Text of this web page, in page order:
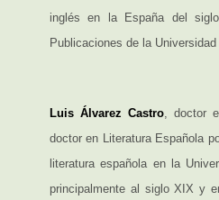
inglés en la España del
Publicaciones de la
Luis Álvarez Castro, doctor
doctor en Literatura Española
literatura española en la
principalmente al siglo XIX y